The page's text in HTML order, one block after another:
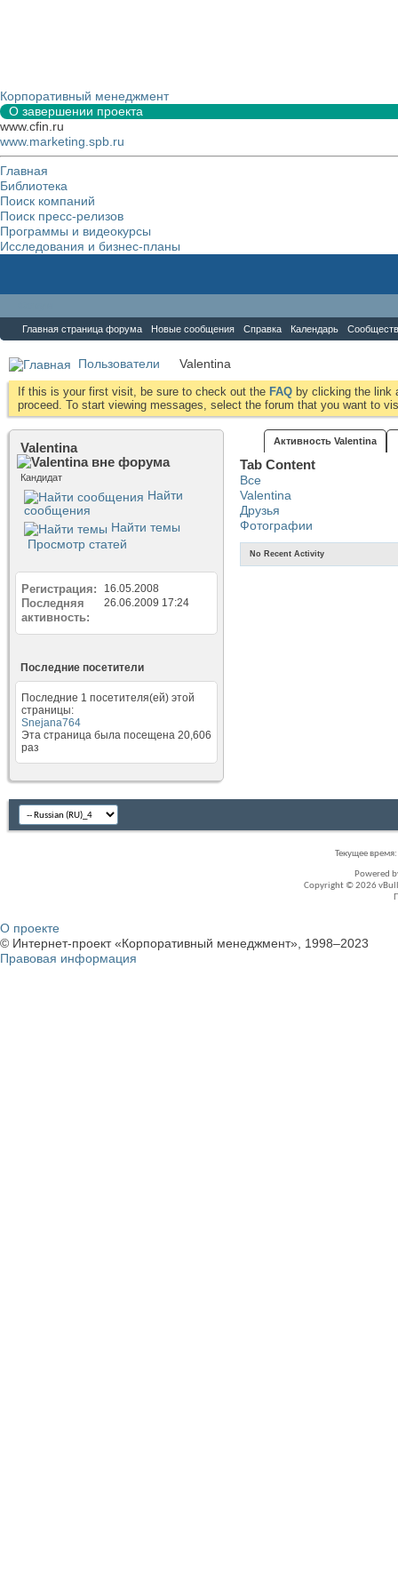
Корпоративный менеджмент
О завершении проекта
www.cfin.ru
www.marketing.spb.ru
Главная
Библиотека
Поиск компаний
Поиск пресс-релизов
Программы и видеокурсы
Исследования и бизнес-планы
Главная страница форума Новые сообщения Справка Календарь
Пользователи Valentina
If this is your first visit, be sure to check out the FAQ by clicking the link
proceed. To start viewing messages, select the forum that you want to
Valentina
Кандидат
Найти
сообщения
Найти темы
Просмотр статей
Регистрация 16.05.2008
Последняя
активность
26.06.2009 17:24
Последние посетители
Последние 1 посетителя(ей) этой
страницы:
Snejana764
Эта страница была посещена 20,606
раз
Активность Valentina
Tab Content
Все
Valentina
Друзья
Фотографии
No Recent Activity
Текущее время:
Powered
Copyright © 2026
О проекте
© Интернет-проект «Корпоративный менеджмент», 1998–2023
Правовая информация